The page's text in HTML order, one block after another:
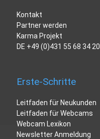
Kontakt
Partner werden
Karma Projekt
DE +49 (0)431 55 68 34 20
Erste-Schritte
Leitfaden für Neukunden
Leitfaden für Webcams
Webcam Lexikon
Newsletter Anmeldung